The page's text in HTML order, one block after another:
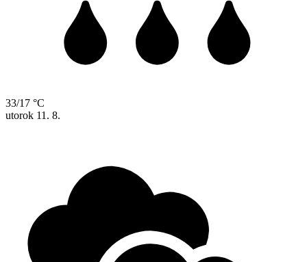
33/17 °C
utorok 11. 8.